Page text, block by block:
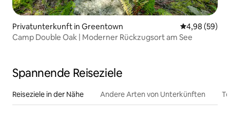
Privatunterkunft in Greentown
4,98 (59)
Camp Double Oak | Moderner Rückzugsort am See
Spannende Reiseziele
Reiseziele in der Nähe Andere Arten von Unterkünften